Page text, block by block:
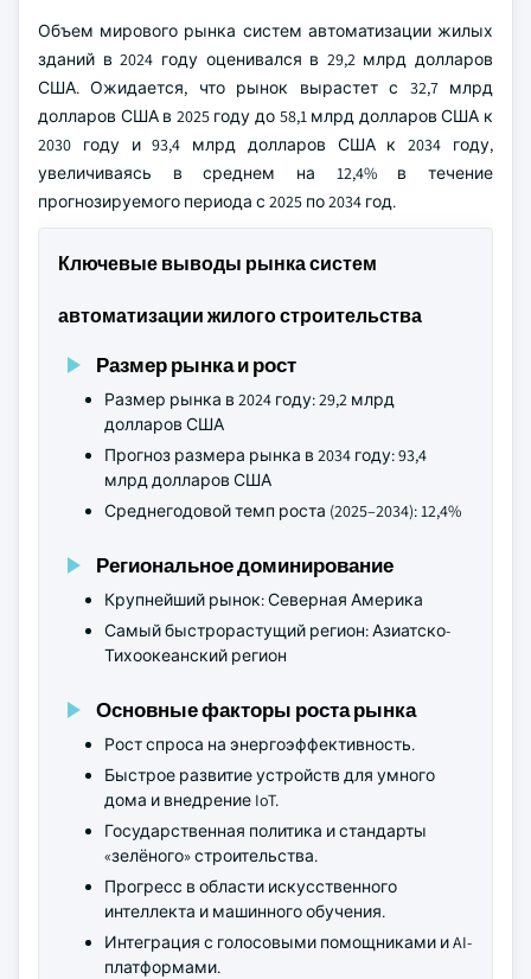
Объем мирового рынка систем автоматизации жилых
зданий в 2024 году оценивался в 29,2 млрд долларов
США. Ожидается, что рынок вырастет с 32,7 млрд
долларов США в 2025 году до 58,1 млрд долларов США к
2030 году и 93,4 млрд долларов США к 2034 году,
увеличиваясь в среднем на 12,4% в течение
прогнозируемого периода с 2025 по 2034 год.
Ключевые выводы рынка систем
автоматизации жилого строительства
Размер рынка и рост
Размер рынка в 2024 году: 29,2 млрд
долларов США
Прогноз размера рынка в 2034 году: 93,4
млрд долларов США
Среднегодовой темп роста (2025–2034): 12,4%
Региональное доминирование
Крупнейший рынок: Северная Америка
Самый быстрорастущий регион: Азиатско-
Тихоокеанский регион
Основные факторы роста рынка
Рост спроса на энергоэффективность.
Быстрое развитие устройств для умного
дома и внедрение IoT.
Государственная политика и стандарты
«зелёного» строительства.
Прогресс в области искусственного
интеллекта и машинного обучения.
Интеграция с голосовыми помощниками и AI-
платформами.